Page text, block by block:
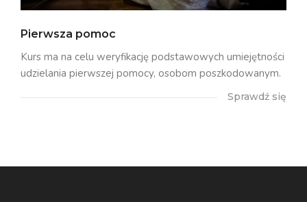
Pierwsza pomoc
Kurs ma na celu weryfikację podstawowych umiejętności
udzielania pierwszej pomocy, osobom poszkodowanym.
Sprawdź się